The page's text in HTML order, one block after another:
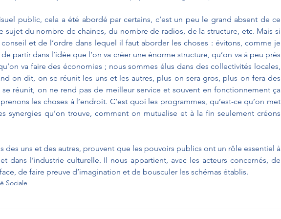
public, cela a été abordé par certains, c’est un peu le grand absent de ce
sujet du nombre de chaines, du nombre de radios, de la structure, etc. Mais si
et de l’ordre dans lequel il faut aborder les choses : évitons, comme je
partir dans l’idée que l’on va créer une énorme structure, qu’on va à peu près
va faire des économies ; nous sommes élus dans des collectivités locales,
on dit, on se réunit les uns et les autres, plus on sera gros, plus on fera des
réunit, on ne rend pas de meilleur service et souvent en fonctionnement ça
les choses à l’endroit. C’est quoi les programmes, qu’est-ce qu’on met
synergies qu’on trouve, comment on mutualise et à la fin seulement créons
des uns et des autres, prouvent que les pouvoirs publics ont un rôle essentiel à
dans l’industrie culturelle. Il nous appartient, avec les acteurs concernés, de
de faire preuve d’imagination et de bousculer les schémas établis.
Sociale